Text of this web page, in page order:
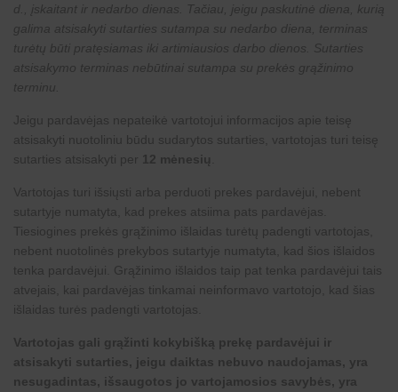
d., įskaitant ir nedarbo dienas. Tačiau, jeigu paskutinė diena, kurią
galima atsisakyti sutarties sutampa su nedarbo diena, terminas
turėtų būti pratęsiamas iki artimiausios darbo dienos. Sutarties
atsisakymo terminas nebūtinai sutampa su prekės grąžinimo
terminu.
Jeigu pardavėjas nepateikė vartotojui informacijos apie teisę
atsisakyti nuotoliniu būdu sudarytos sutarties, vartotojas turi teisę
sutarties atsisakyti per 12 mėnesių
Vartotojas turi išsiųsti arba perduoti prekes pardavėjui, nebent
sutartyje numatyta, kad prekes atsiima pats pardavėjas.
Tiesiogines prekės grąžinimo išlaidas turėtų padengti vartotojas,
nebent nuotolinės prekybos sutartyje numatyta, kad šios išlaidos
tenka pardavėjui. Grąžinimo išlaidos taip pat tenka pardavėjui tais
atvejais, kai pardavėjas tinkamai neinformavo vartotojo, kad šias
išlaidas turės padengti vartotojas.
Vartotojas gali grąžinti kokybišką prekę pardavėjui ir
atsisakyti sutarties, jeigu daiktas nebuvo naudojamas, yra
nesugadintas, išsaugotos jo vartojamosios savybės, yra